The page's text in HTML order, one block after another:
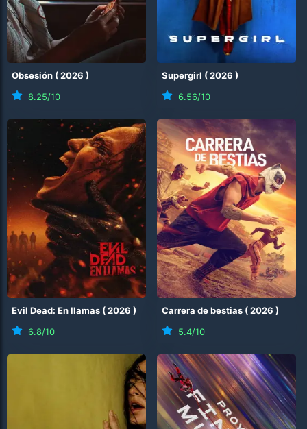
Obsesión (2026 )
8.25/10
Supergirl (2026 )
6.56/10
Evil Dead: En llamas (2026 )
6.8/10
Carrera de bestias (2026 )
5.4/10